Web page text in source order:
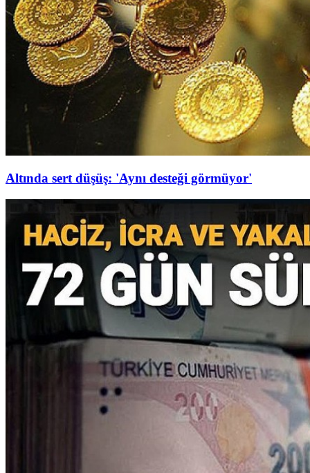
Altında sert düşüş: 'Aynı desteği görmüyor'